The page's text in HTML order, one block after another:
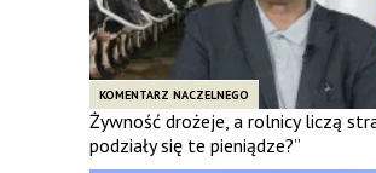
KOMENTARZ NACZELNEGO
Żywność drożeje, a rolnicy liczą
podziały się te pieniądze?”